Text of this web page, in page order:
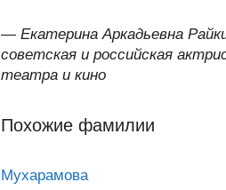
— Екатерина Аркадьевна
советская и российская
театра и кино
Похожие фамилии
Мухарамова